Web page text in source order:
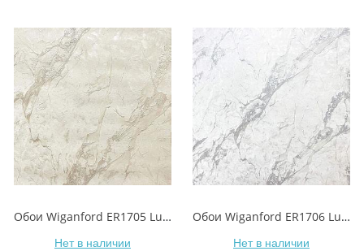
Обои Wiganford ER1705 Lunman/Лунмэнь
Нет в наличии
Обои Wiganford ER1706 Lunman/Лунмэнь
Нет в наличии